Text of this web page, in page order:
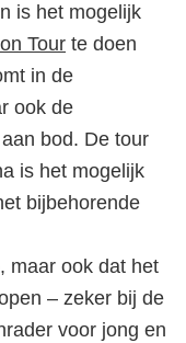
is het mogelijk
Tour te doen
in de
ook de
bod. De tour
is het mogelijk
bijbehorende
maar ook dat het
– zeker bij de
voor jong en